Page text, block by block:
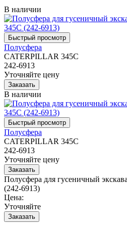
В наличии
Полусфера
CATERPILLAR 345C
242-6913
Уточняйте цену
В наличии
Полусфера
CATERPILLAR 345C
242-6913
Уточняйте цену
Полусфера для гусеничный
(242-6913)
Цена:
Уточняйте